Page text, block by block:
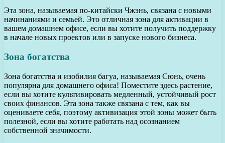
Эта зона, называемая по-китайски Чжэнь, связана с новыми
начинаниями и семьей. Это отличная зона для активации в
вашем домашнем офисе, если вы хотите получить поддержку
в начале новых проектов или в запуске нового бизнеса.
Зона богатства
Зона богатства и изобилия багуа, называемая Сюнь, очень
популярна для домашнего офиса! Поместите здесь растение,
если вы хотите культивировать медленный, устойчивый рост
своих финансов. Эта зона также связана с тем, как вы
оцениваете себя, поэтому активизация этой зоны может быть
полезной, если вы хотите работать над осознанием
собственной значимости.